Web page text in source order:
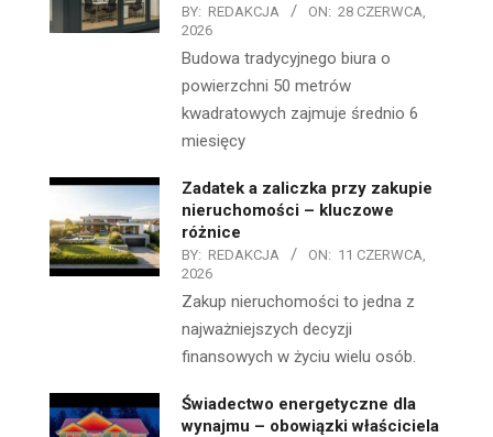
BY: REDAKCJA ON: 28 CZERWCA,
2026
Budowa tradycyjnego biura o
powierzchni 50 metrów
kwadratowych zajmuje średnio 6
miesięcy
Zadatek a zaliczka przy zakupie
nieruchomości – kluczowe
różnice
BY: REDAKCJA ON: 11 CZERWCA,
2026
Zakup nieruchomości to jedna z
najważniejszych decyzji
finansowych w życiu wielu osób.
Świadectwo energetyczne dla
wynajmu – obowiązki właściciela